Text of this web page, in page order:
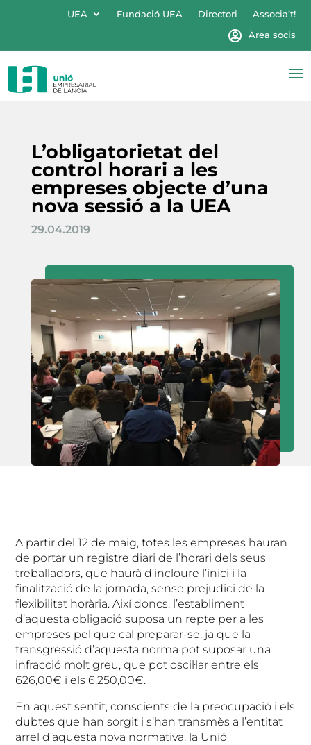
UEA Fundació UEA Directori
Associa’t!
Àrea socis
L’obligatorietat del
control horari a les
empreses objecte d’una
nova sessió a la UEA
29.04.2019
A partir del 12 de maig, totes les empreses hauran
de portar un registre diari de l’horari dels seus
treballadors, que haurà d’incloure l’inici i la
finalització de la jornada, sense prejudici de la
flexibilitat horària. Així doncs, l’establiment
d’aquesta obligació suposa un repte per a les
empreses pel que cal preparar-se, ja que la
transgressió d’aquesta norma pot suposar una
infracció molt greu, que pot oscil·lar entre els
626,00€ i els 6.250,00€.
En aquest sentit, conscients de la preocupació i els
dubtes que han sorgit i s’han transmès a l’entitat
arrel d’aquesta nova normativa, la Unió